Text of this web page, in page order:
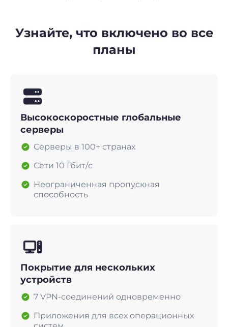
Узнайте, что включено во все
планы
Высокоскоростные глобальные
серверы
Серверы в 100+ странах
Сети 10 Гбит/с
Неограниченная пропускная
способность
Покрытие для нескольких
устройств
7 VPN-соединений одновременно
Приложения для всех операционных